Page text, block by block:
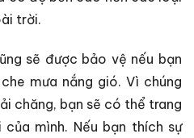
trời.
sẽ được bảo vệ nếu bạn
mưa nắng gió. Vì chúng
chăng, bạn sẽ có thể trang
mình. Nếu bạn thích sự